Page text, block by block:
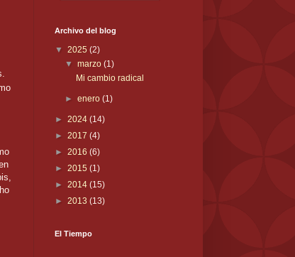
Archivo del blog
▼ 2025 (2)
▼marzo(1)
Mi cambio radical
►enero(1)
► 2024 (14)
► 2017 (4)
► 2016 (6)
► 2015 (1)
► 2014 (15)
► 2013 (13)
El Tiempo